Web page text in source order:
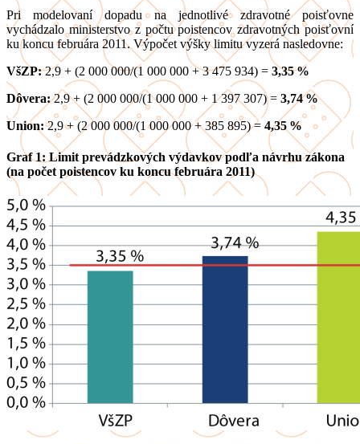
Pri modelovaní dopadu na jednotlivé zdravotné poisťovne
vychádzalo ministerstvo z počtu poistencov zdravotných poisťovní
ku koncu februára 2011. Výpočet výšky limitu vyzerá nasledovne:
VšZP:2,9 + (2 000 000/(1 000 000 ­+ 3 475 934) = 3,35 %
Dôvera:2,9 + (2 000 000/(1 000 000 ­+ 1 397 307) = 3,74 %
Union:2,9 + (2 000 000/(1 000 000 ­+ 385 895) = 4,35 %
Graf 1: Limit prevádzkových výdavkov podľa návrhu zákona
(na počet poistencov ku koncu februára 2011)